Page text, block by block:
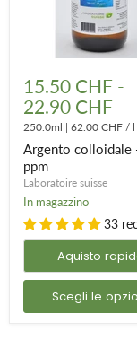
colloidale
15
ppm
15.50 CHF -
22.90 CHF
250.0ml | 62.00 CHF / l
Argento colloidale
ppm
Laboratoire suisse
In magazzino
33
Aquisto
Scegli le